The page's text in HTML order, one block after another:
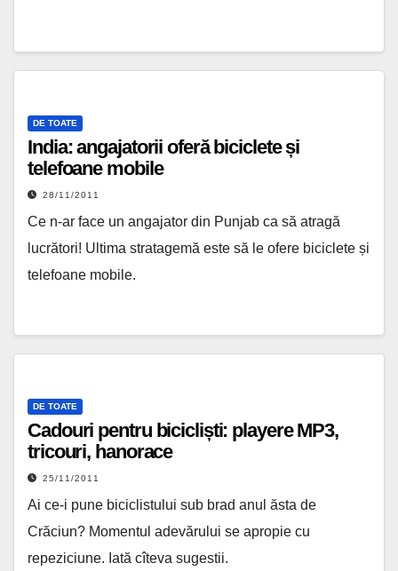
DE TOATE
India: angajatorii oferă biciclete și
telefoane mobile
28/11/2011
Ce n-ar face un angajator din Punjab ca să atragă
lucrători! Ultima stratagemă este să le ofere biciclete și
telefoane mobile.
DE TOATE
Cadouri pentru bicicliști: playere MP3,
tricouri, hanorace
25/11/2011
Ai ce-i pune biciclistului sub brad anul ăsta de
Crăciun? Momentul adevărului se apropie cu
repeziciune. Iată cîteva sugestii.